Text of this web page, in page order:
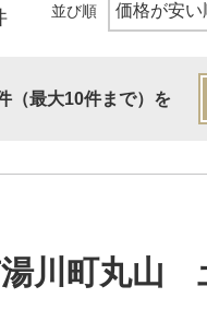
並び順
（最大10件まで）を
川町丸山